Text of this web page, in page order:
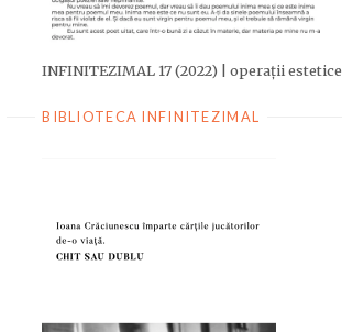
INFINITEZIMAL 17 (2022) | operații estetice
BIBLIOTECA INFINITEZIMAL